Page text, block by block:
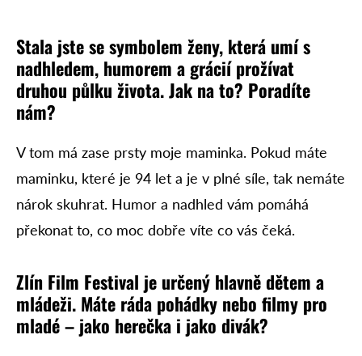
Stala jste se symbolem ženy, která umí s
nadhledem, humorem a grácií prožívat
druhou půlku života. Jak na to? Poradíte
nám?
V tom má zase prsty moje maminka. Pokud máte
maminku, které je 94 let a je v plné síle, tak nemáte
nárok skuhrat. Humor a nadhled vám pomáhá
překonat to, co moc dobře víte co vás čeká.
Zlín Film Festival je určený hlavně dětem a
mládeži. Máte ráda pohádky nebo filmy pro
mladé – jako herečka i jako divák?